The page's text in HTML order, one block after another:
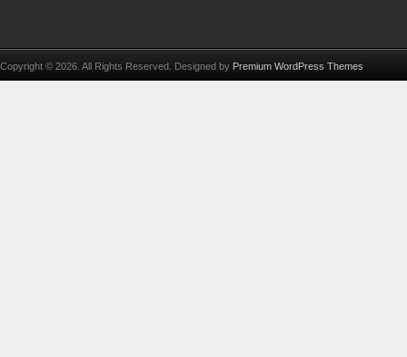
Copyright © 2026. All Rights Reserved. Designed by Premium WordPress Themes